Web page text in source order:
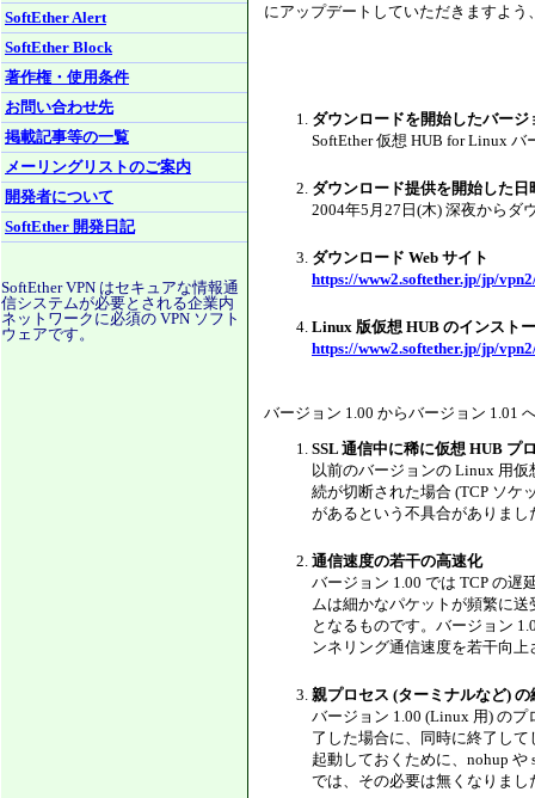
SoftEther Alert
SoftEther Block
著作権・使用条件
お問い合わせ先
掲載記事等の一覧
メーリングリストのご案内
開発者について
SoftEther 開発日記
SoftEther VPN はセキュアな情報通
信システムが必要とされる企業内
ネットワークに必須の VPN ソフト
ウェアです。
にアップデートしていただきますよう
ダウンロードを開始したバージ
SoftEther 仮想 HUB for Linux バ
ダウンロード提供を開始した日
2004年5月27日(木) 深夜からダ
ダウンロード Web サイト
https://www2.softether.jp/jp/
Linux 版仮想 HUB のインスト
https://www2.softether.jp/jp/
バージョン 1.00 からバージョン 1.01
SSL 通信中に稀に仮想 HUB プ
以前のバージョンの Linux 用
続が切断された場合 (TCP ソケ
があるという不具合がありま
通信速度の若干の高速化
バージョン 1.00 では TCP の遅
ムは細かなパケットが頻繁に
となるものです。バージョン
ンネリング通信速度を若干向上
親プロセス (ターミナルなど)
バージョン 1.00 (Linux 用) の
了した場合に、同時に終了し
起動しておくために、nohup や
では、その必要は無くなりま